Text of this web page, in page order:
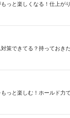
っと楽しくなる！仕上が
策できてる？持っておき
っと楽しむ！ホールド力